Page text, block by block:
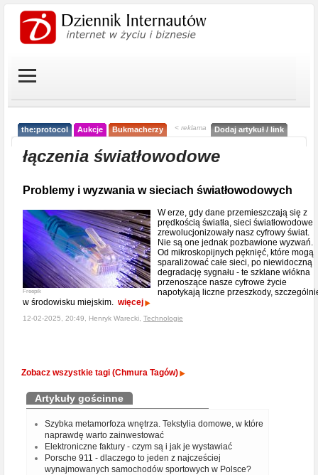
the:protocol Aukcje Bukmacherzy < reklama Dodaj artykuł / link
łączenia światłowodowe
Problemy i wyzwania w sieciach światłowodowych
Freepik
W erze, gdy dane przemieszczają się z
prędkością światła, sieci światłowodowe
zrewolucjonizowały nasz cyfrowy świat.
Nie są one jednak pozbawione wyzwań.
Od mikroskopijnych pęknięć, które mogą
sparaliżować całe sieci, po niewidoczną
degradację sygnału - te szklane włókna
przenoszące nasze cyfrowe życie
napotykają liczne przeszkody,
w środowisku miejskim. więcej
12-02-2025, 20:49, Henryk Warecki, Technologie
Zobacz wszystkie tagi (Chmura Tagów)
Artykuły gościnne
Szybka metamorfoza wnętrza. Tekstylia domowe, w które
naprawdę warto zainwestować
Elektroniczne faktury - czym są i jak je wystawiać
Porsche 911 - dlaczego to jeden z najcześciej
wynajmowanych samochodów sportowych w Polsce?